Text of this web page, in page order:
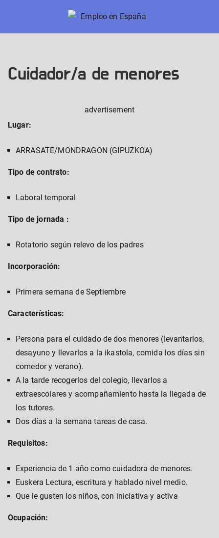
content
Empleo en España
Cuidador/a de menores
advertisement
Lugar:
ARRASATE/MONDRAGON (GIPUZKOA)
Tipo de contrato:
Laboral temporal
Tipo de jornada :
Rotatorio según relevo de los padres
Incorporación:
Primera semana de Septiembre
Características:
Persona para el cuidado de dos menores (levantarlos,
desayuno y llevarlos a la ikastola, comida los días sin
comedor y verano).
A la tarde recogerlos del colegio, llevarlos a
extraescolares y acompañamiento hasta la llegada de
los tutores.
Dos días a la semana tareas de casa.
Requisitos:
Experiencia de 1 año como cuidadora de menores.
Euskera Lectura, escritura y hablado nivel medio.
Que le gusten los niños, con iniciativa y activa
Ocupación: